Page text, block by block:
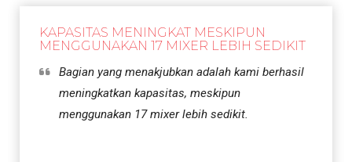
KAPASITAS MENINGKAT MESKIPUN
MENGGUNAKAN 17 MIXER LEBIH SEDIKIT
Bagian yang menakjubkan adalah kami berhasil
meningkatkan kapasitas, meskipun
menggunakan 17 mixer lebih sedikit.